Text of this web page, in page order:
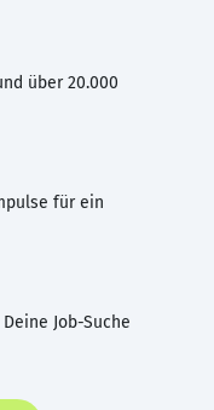
über 20.000
für ein
Job-Suche